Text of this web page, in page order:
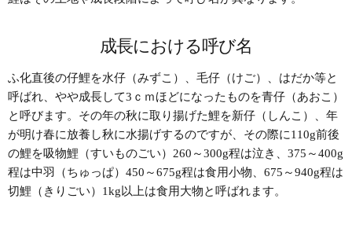
成長における呼び名
ふ化直後の仔鯉を水仔（みずこ）、毛仔（けご）、はだか等と
呼ばれ、やや成長して3ｃｍほどになったものを青仔（あおこ）
と呼びます。その年の秋に取り揚げた鯉を新仔（しんこ）、年
が明け春に放養し秋に水揚げするのですが、その際に110g前後
の鯉を吸物鯉（すいものごい）260～300g程は泣き、375～400g
程は中羽（ちゅっぱ）450～675g程は食用小物、675～940g程は
切鯉（きりごい）1kg以上は食用大物と呼ばれます。